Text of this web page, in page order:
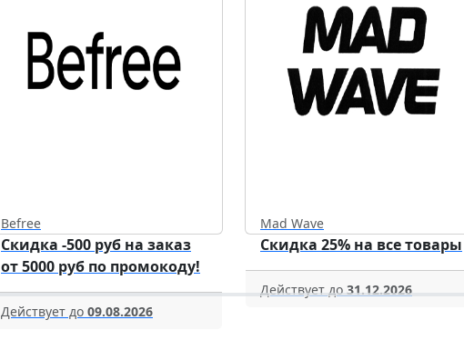
Befree
Скидка -500 руб на заказ
от 5000 руб по промокоду!
Действует до 09.08.2026
Mad Wave
Скидка 25% на все товары
Действует до 31.12.2026